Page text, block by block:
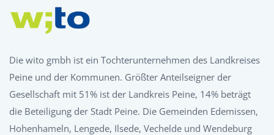
Die wito gmbh ist ein Tochterunternehmen des Landkreises
Peine und der Kommunen. Größter Anteilseigner der
Gesellschaft mit 51% ist der Landkreis Peine, 14% beträgt
die Beteiligung der Stadt Peine. Die Gemeinden Edemissen,
Hohenhameln, Lengede, Ilsede, Vechelde und Wendeburg